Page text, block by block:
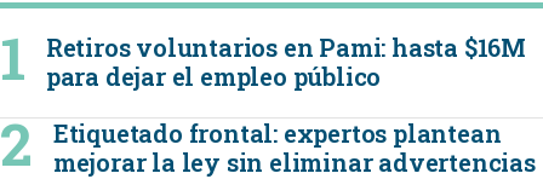
Retiros voluntarios en Pami: hasta $16M
para dejar el empleo público
Etiquetado frontal: expertos plantean
mejorar la ley sin eliminar advertencias